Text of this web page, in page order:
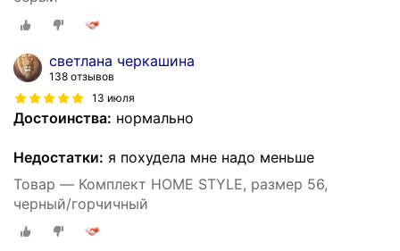
светлана черкашина
138 отзывов
13 июля
Достоинства: нормально
Недостатки: я похудела мне надо меньше
Товар — Комплект HOME STYLE, размер 56,
черный/горчичный